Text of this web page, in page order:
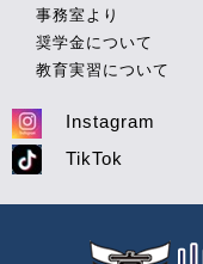
事務室より
奨学金について
教育実習について
Instagram
TikTok